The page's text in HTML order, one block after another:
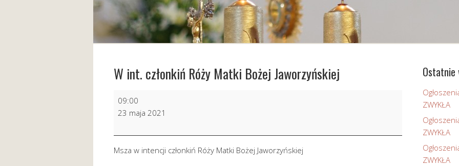
W int. członkiń Róży Matki Bożej Jaworzyńskiej
W
int.
członkiń
Róży
Matki
09:00
23 maja 2021
Msza w intencji członkiń Róży Matki Bożej Jaworzyńskiej
Ostatnie
ZWYKŁA
ZWYKŁA
ZWYKŁA